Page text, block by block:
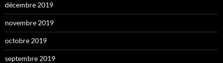
décembre 2019
novembre 2019
octobre 2019
septembre 2019